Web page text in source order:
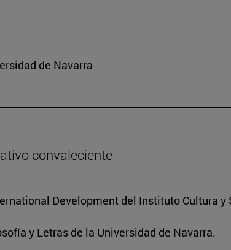
de Navarra
convaleciente
Development del Instituto Cultura y
y Letras de la Universidad de Navarra.